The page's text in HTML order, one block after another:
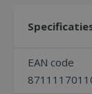
EAN code